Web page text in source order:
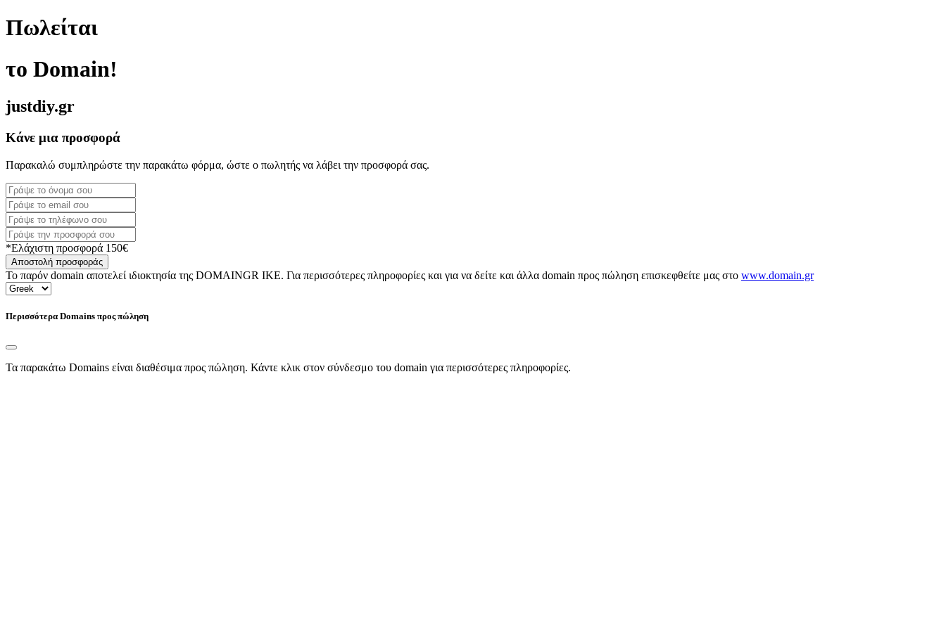
Πωλείται
το Domain!
justdiy.gr
Κάνε μια προσφορά
Παρακαλώ συμπληρώστε την παρακάτω φόρμα, ώστε ο πωλητής να λάβει την προσφορά σας.
*Ελάχιστη προσφορά 150€
Αποστολή προσφοράς
Το παρόν domain αποτελεί ιδιοκτησία της DOMAINGR ΙΚΕ. Για περισσότερες πληροφορίες και για να δείτε και άλλα domain προς πώληση επισκεφθείτε μας στο www.domain.gr
Περισσότερα Domains προς πώληση
Τα παρακάτω Domains είναι διαθέσιμα προς πώληση. Κάντε κλικ στον σύνδεσμο του domain για περισσότερες πληροφορίες.